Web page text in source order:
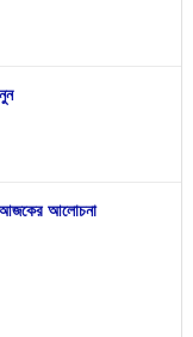
আলোচনা